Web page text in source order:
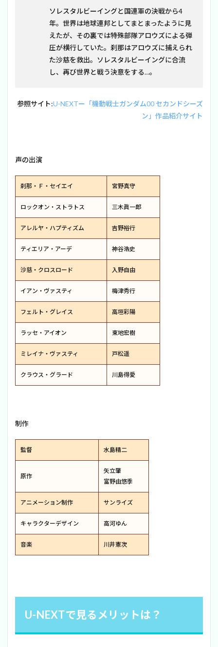
at
ic
o
n
ソレスタルビーイングと国連軍の決戦から4
年。世界は地球連邦としてまとまったように見
えたが、その裏では特殊部隊アロウズによる弾
圧が横行していた。刹那はアロウズに捕えられ
た沙慈を救出。ソレスタルビーイングに合流
し、再び世界と戦う決意をする…。
参照サイト:U-NEXTー「機動戦士ガンダム00 セカンドシーズ
ン」作品紹介サイト
声の出演
刹那・Ｆ・セイエイ 宮野真守
ロックオン・ストラトス 三木眞一郎
アレルヤ・ハプティズム 吉野裕行
ティエリア・アーデ 神谷浩史
沙慈・クロスロード 入野自由
イアン・ヴァスティ 梅津秀行
フェルト・グレイス 高垣彩陽
ラッセ・アイオン 東地宏樹
ミレイナ・ヴァスティ 戸松遥
クラウス・グラード 川島得愛
制作
監督 水島精二
原作
矢立肇
富野由悠季
アニメーション制作 サンライズ
キャラクターデザイン 高河ゆん
音楽 川井憲次
U-NEXTで見るメリットは？